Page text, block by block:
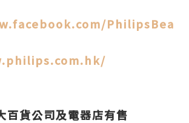
PhilipsBea
百貨公司及電器店有售